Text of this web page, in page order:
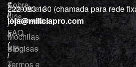
e
p
r
o
f
i
Cutelaria e
ferramentas
Mochilas
e Bolsas
Sobre
Nós
FAQ
Blog
Termos e
222 083 130 (chamada para rede
loja@miliciapro.com